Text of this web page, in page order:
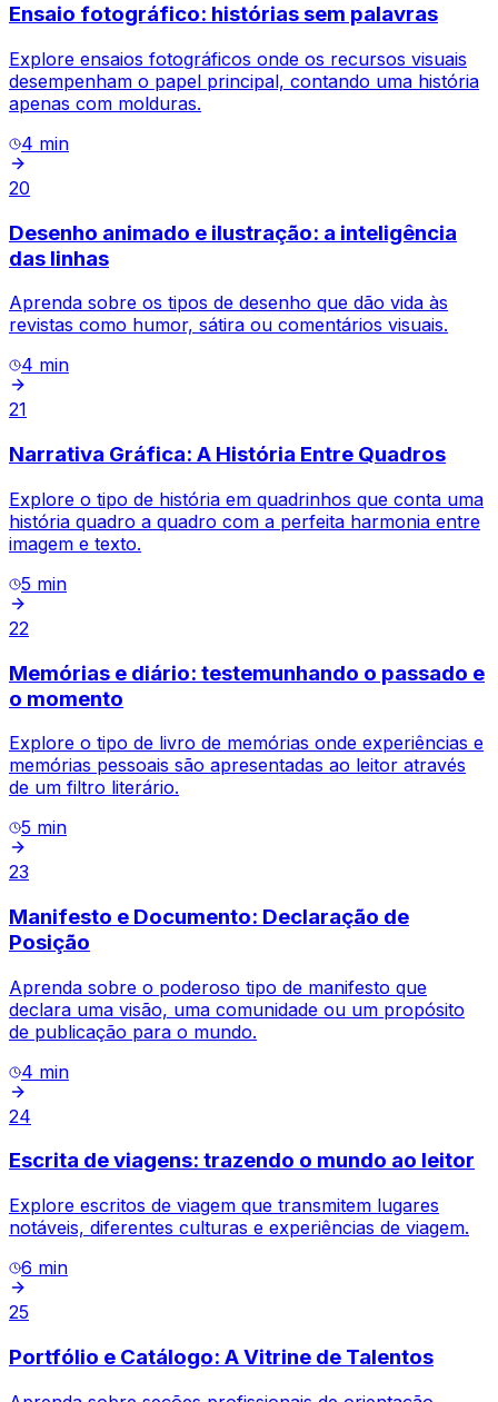
Ensaio fotográfico: histórias sem palavras
Explore ensaios fotográficos onde os recursos visuais
desempenham o papel principal, contando uma história
apenas com molduras.
4 min
20
Desenho animado e ilustração: a inteligência
das linhas
Aprenda sobre os tipos de desenho que dão vida às
revistas como humor, sátira ou comentários visuais.
4 min
21
Narrativa Gráfica: A História Entre Quadros
Explore o tipo de história em quadrinhos que conta uma
história quadro a quadro com a perfeita harmonia entre
imagem e texto.
5 min
22
Memórias e diário: testemunhando o passado e
o momento
Explore o tipo de livro de memórias onde experiências e
memórias pessoais são apresentadas ao leitor através
de um filtro literário.
5 min
23
Manifesto e Documento: Declaração de
Posição
Aprenda sobre o poderoso tipo de manifesto que
declara uma visão, uma comunidade ou um propósito
de publicação para o mundo.
4 min
24
Escrita de viagens: trazendo o mundo ao leitor
Explore escritos de viagem que transmitem lugares
notáveis, diferentes culturas e experiências de viagem.
6 min
25
Portfólio e Catálogo: A Vitrine de Talentos